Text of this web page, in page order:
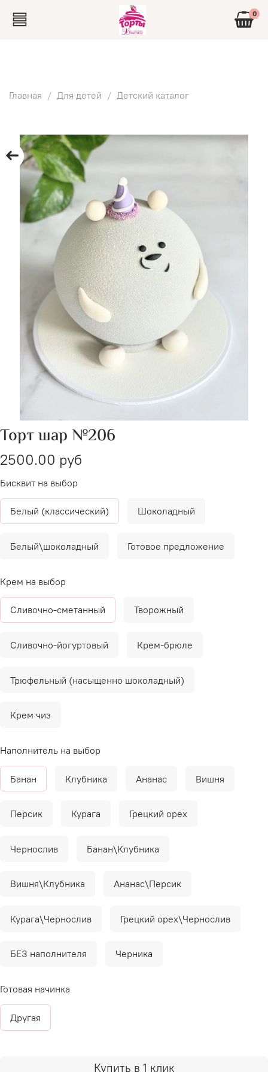
0
Главная Для детей Детский каталог
Торт шар №206
2500.00 руб
Купить в 1 клик
Бисквит на выбор
Белый (классический) Шоколадный
Белый\шоколадный Готовое предложение
Крем на выбор
Сливочно-сметанный Творожный
Сливочно-йогуртовый Крем-брюле
Трюфельный (насыщенно шоколадный)
Крем чиз
Наполнитель на выбор
Банан Клубника Ананас Вишня
Персик Курага Грецкий орех
Чернослив Банан\Клубника
Вишня\Клубника Ананас\Персик
Курага\Чернослив Грецкий орех\Чернослив
БЕЗ наполнителя Черника
Готовая начинка
Другая